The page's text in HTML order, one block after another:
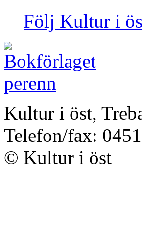
Följ Kultur i
Kultur i öst,
Telefon/fax:
© Kultur i öst